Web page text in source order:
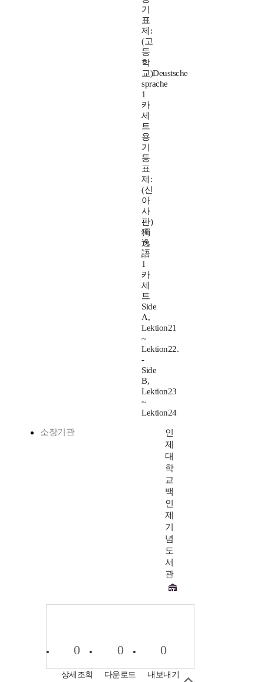
기
표
제:
(고
등
학
교)Deustsche
sprache
1
카
세
트
용
기
등
표
제:
(신
아
사
판)
獨
逸
語
1
카
세
트
Side
A,
Lektion21
~
Lektion22.
-
Side
B,
Lektion23
~
Lektion24
소장기관
인
제
대
학
교
백
인
제
기
념
도
서
관
0
상세조회
0
다운로드
0
내보내기